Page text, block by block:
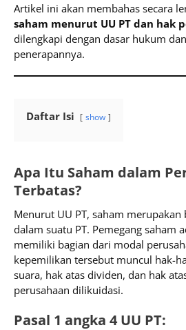
Artikel ini akan membahas secara
saham menurut UU PT dan hak
dilengkapi dengan dasar hukum
penerapannya.
Daftar Isi show
Apa Itu Saham dalam
Terbatas?
Menurut UU PT, saham
dalam suatu PT. Pemegang saham
memiliki bagian dari modal
kepemilikan tersebut muncul hak-
suara, hak atas dividen, dan hak
perusahaan dilikuidasi.
Pasal 1 angka 4 UU PT: